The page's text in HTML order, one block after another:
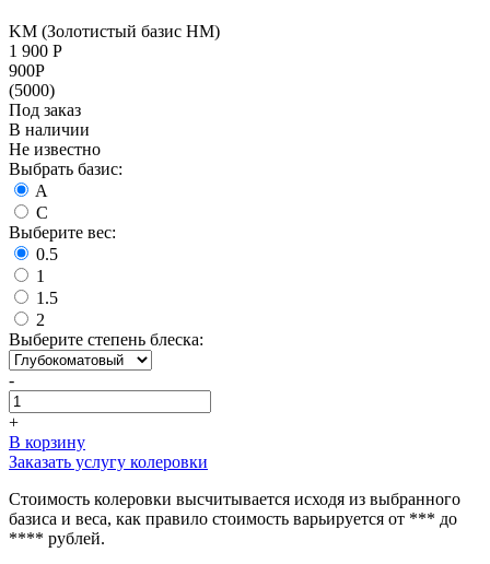
KM (Золотистый базис НМ)
1 900 P
900P
(5000)
Под заказ
В наличии
Не известно
Выбрать базис:
A
C
Выберите вес:
0.5
1
1.5
2
Выберите степень блеска:
-
+
В корзину
Заказать услугу колеровки
Стоимость колеровки высчитывается исходя из выбранного
базиса и веса, как правило стоимость варьируется от *** до
**** рублей.